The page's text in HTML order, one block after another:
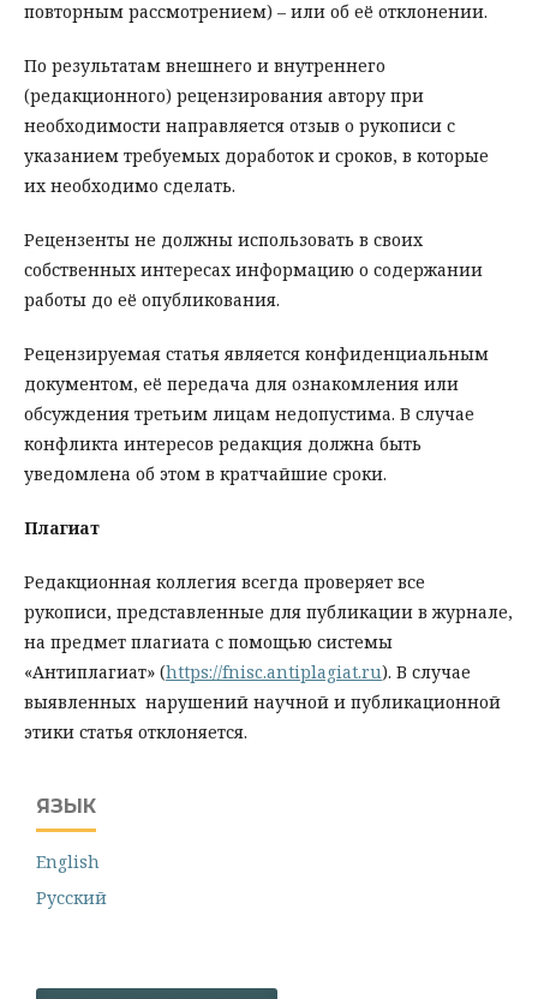
повторным рассмотрением) – или об её отклонении.
По результатам внешнего и внутреннего
(редакционного) рецензирования автору при
необходимости направляется отзыв о рукописи с
указанием требуемых доработок и сроков, в которые
их необходимо сделать.
Рецензенты не должны использовать в своих
собственных интересах информацию о содержании
работы до её опубликования.
Рецензируемая статья является конфиденциальным
документом, её передача для ознакомления или
обсуждения третьим лицам недопустима. В случае
конфликта интересов редакция должна быть
уведомлена об этом в кратчайшие сроки.
Плагиат
Редакционная коллегия всегда проверяет все
рукописи, представленные для публикации в журнале,
на предмет плагиата с помощью системы
«Антиплагиат» (https://fnisc.antiplagiat.ru). В случае
выявленных нарушений научной и публикационной
этики статья отклоняется.
ЯЗЫК
English
Русский